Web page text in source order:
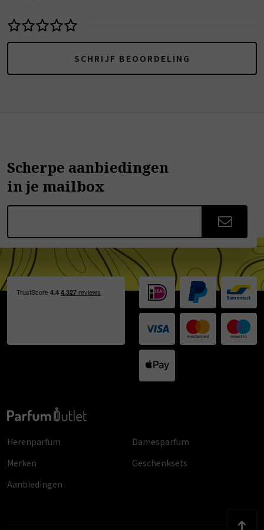
SCHRIJF BEOORDELING
Scherpe aanbiedingen
in je mailbox
Herenparfum
Damesparfum
Merken
Geschenksets
Aanbiedingen